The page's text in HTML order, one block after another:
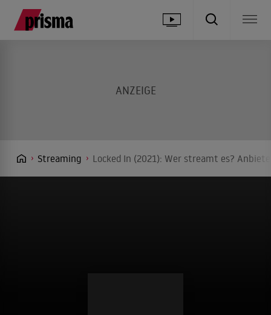
Streaming Locked In (2021): Wer streamt es?